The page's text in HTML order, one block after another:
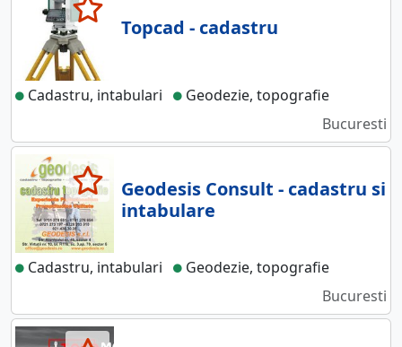
Topcad - cadastru
Cadastru, intabulari
Geodezie, topografie
Bucuresti
Geodesis Consult - cadastru si
intabulare
Cadastru, intabulari
Geodezie, topografie
Bucuresti